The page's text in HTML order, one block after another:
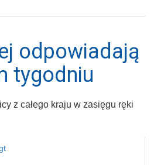
odpowiadają
tygodniu
z całego kraju w zasięgu ręki